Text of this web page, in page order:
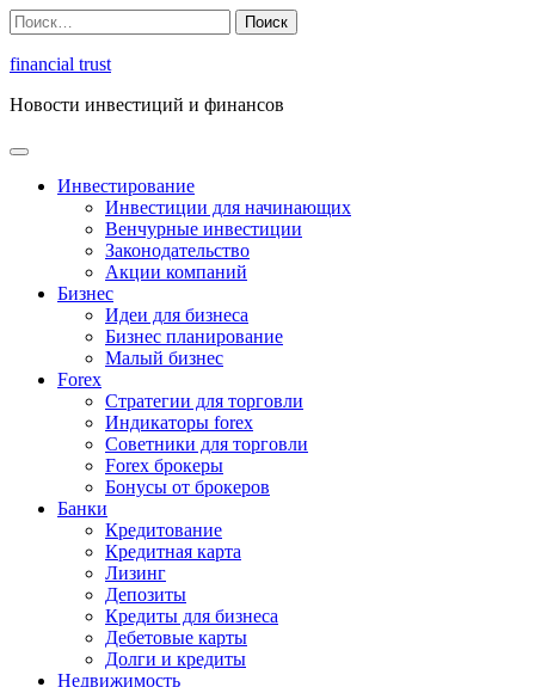
Перейти
к
содержимому
Найти:
financial trust
Новости инвестиций и финансов
Инвестирование
Инвестиции для начинающих
Венчурные инвестиции
Законодательство
Акции компаний
Бизнес
Идеи для бизнеса
Бизнес планирование
Малый бизнес
Forex
Стратегии для торговли
Индикаторы forex
Советники для торговли
Forex брокеры
Бонусы от брокеров
Банки
Кредитование
Кредитная карта
Лизинг
Депозиты
Кредиты для бизнеса
Дебетовые карты
Долги и кредиты
Недвижимость